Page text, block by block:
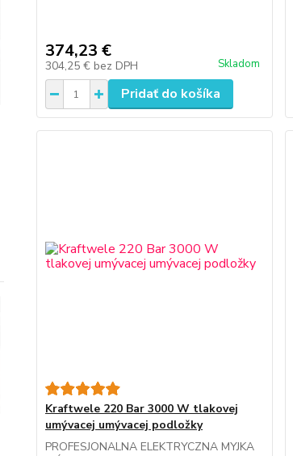
374,23 €
304,25 € bez DPH Skladom
Pridať do košíka
Kraftwele 220 Bar 3000 W tlakovej
umývacej umývacej podložky
PROFESJONALNA ELEKTRYCZNA MYJKA